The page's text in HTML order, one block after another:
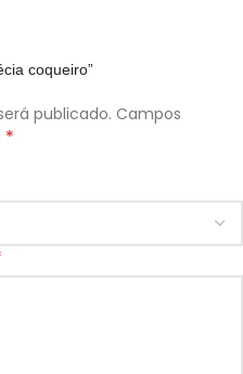
coqueiro”
publicado. Campos
*